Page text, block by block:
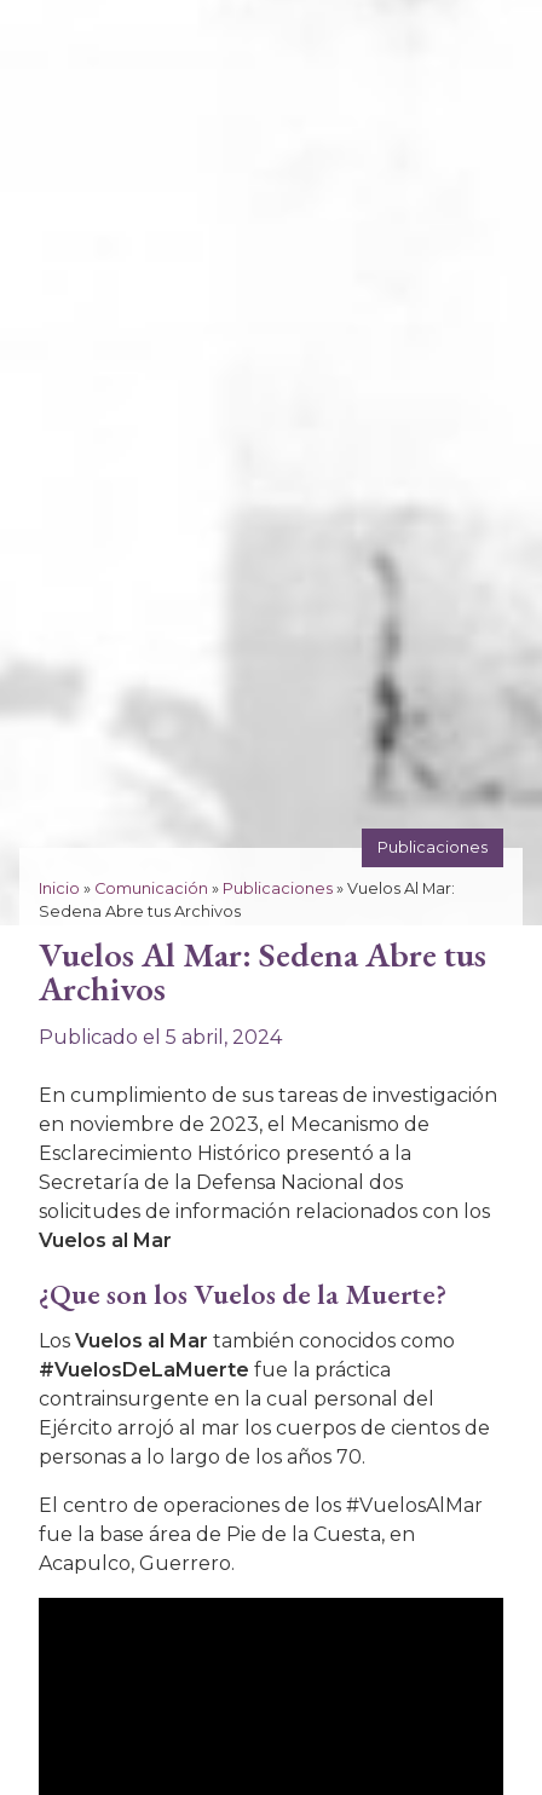
Publicaciones
Inicio » Comunicación » Publicaciones » Vuelos Al Mar:
Sedena Abre tus Archivos
Vuelos Al Mar: Sedena Abre tus
Archivos
Publicado el 5 abril, 2024
En cumplimiento de sus tareas de investigación
en noviembre de 2023, el Mecanismo de
Esclarecimiento Histórico presentó a la
Secretaría de la Defensa Nacional dos
solicitudes de información relacionados con los
Vuelos al Mar
¿Que son los Vuelos de la Muerte?
Los Vuelos al Mar también conocidos como
#VuelosDeLaMuerte fue la práctica
contrainsurgente en la cual personal del
Ejército arrojó al mar los cuerpos de cientos de
personas a lo largo de los años 70.
El centro de operaciones de los #VuelosAlMar
fue la base área de Pie de la Cuesta, en
Acapulco, Guerrero.